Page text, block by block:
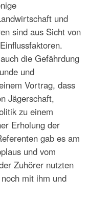
und
sind aus Sicht von
die Gefährdung
und
Vortrag, dass
Jägerschaft,
zu einem
Erholung der
gab es am
und vom
Zuhörer nutzten
mit ihm und